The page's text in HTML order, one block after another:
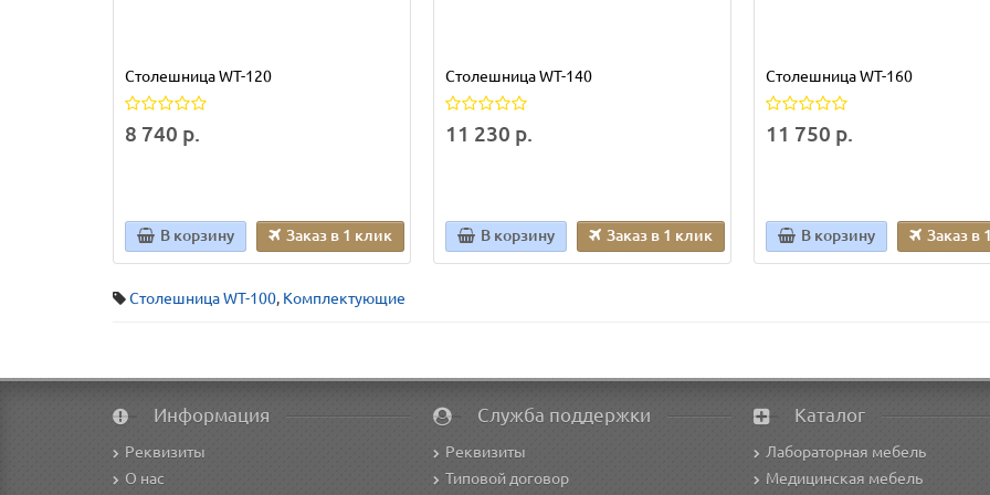
Столешница WT-120
8 740 р.
В корзину Заказ в 1 клик
Столешница WT-140
11 230 р.
В корзину Заказ в 1 клик
Столешница WT-160
11 750 р.
В корзину Заказ в
Столешница WT-100, Комплектующие
Информация
Реквизиты
О нас
Служба поддержки
Реквизиты
Типовой договор
Каталог
Лабораторная мебель
Медицинская мебель